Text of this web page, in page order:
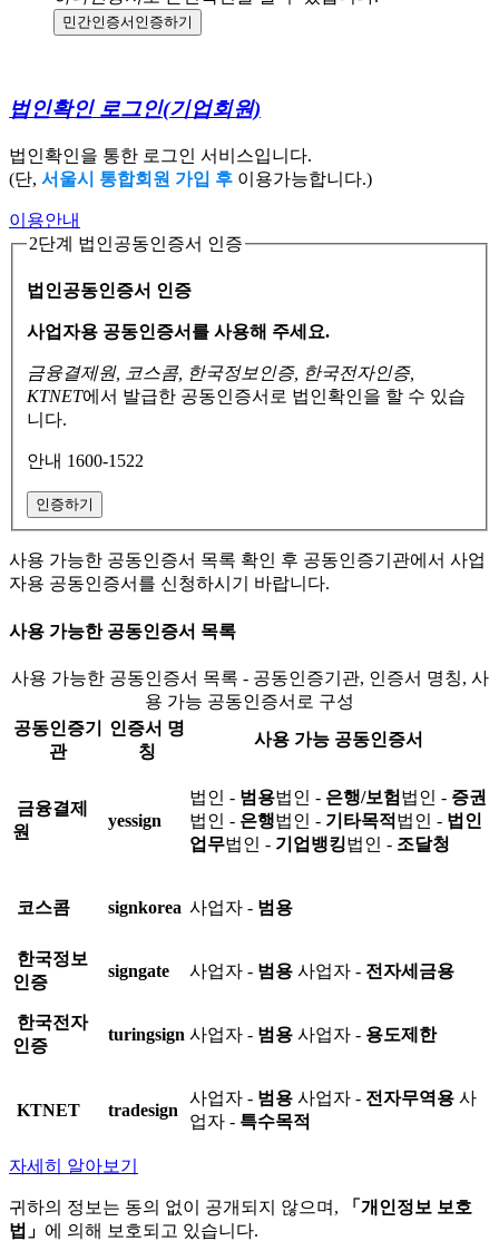
민간인증서 인증하기
법인확인 로그인(기업회원)
법인확인을 통한 로그인 서비스입니다.
(단, 서울시 통합회원 가입 후 이용가능합니다.)
이용안내
2단계 법인공동인증서 인증
법인공동인증서 인증
사업자용 공동인증서를 사용해 주세요.
금융결제원, 코스콤, 한국정보인증, 한국전자인증,
KTNET에서 발급한 공동인증서로 법인확인을 할 수 있습
니다.
안내 1600-1522
인증하기
사용 가능한 공동인증서 목록 확인 후 공동인증기관에서 사업
자용 공동인증서를 신청하시기 바랍니다.
사용 가능한 공동인증서 목록
사용 가능한 공동인증서 목록 - 공동인증기관, 인증서 명칭, 사
용 가능 공동인증서로 구성
공동인증기
관
인증서 명
칭
사용 가능 공동인증서
금융결제
원
yessign
법인 - 범용법인 - 은행/보험 법인 - 증권
법인 - 은행법인 - 기타목적 법인 - 법인
업무법인 - 기업뱅킹법인 - 조달청
코스콤 signkorea 사업자 - 범용
한국정보
인증
signgate 사업자 - 범용 사업자 - 전자세금용
한국전자
인증
turingsign 사업자 - 범용 사업자 - 용도제한
KTNET tradesign
사업자 - 범용 사업자 - 전자무역용 사
업자 - 특수목적
자세히 알아보기
귀하의 정보는 동의 없이 공개되지 않으며,
「개인정보 보호
법」 에 의해 보호되고 있습니다.